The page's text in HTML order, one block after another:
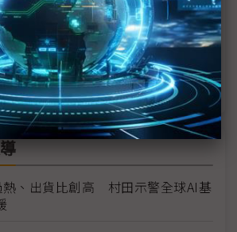
平均
1Q獲利再飆高 AI需求強勁毛利
熱、出貨比創高 村田示警全球AI基